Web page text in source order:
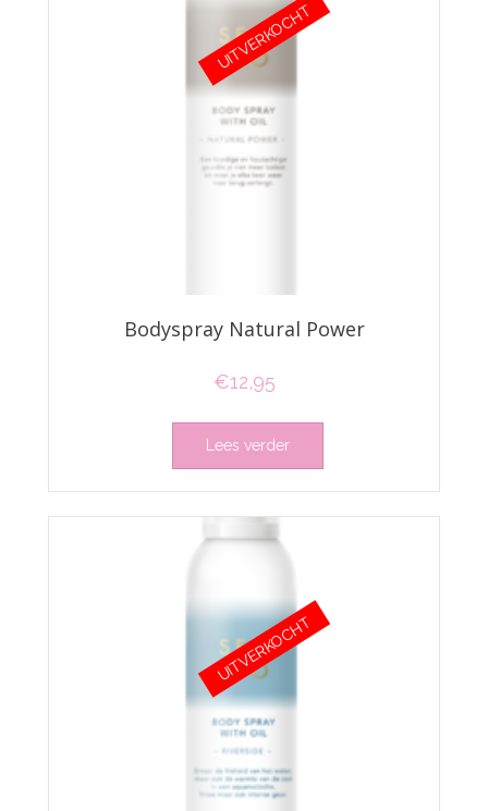
Bodyspray Natural Power
€12,95
Lees verder
UITVERKOCHT
UITVERKOCHT